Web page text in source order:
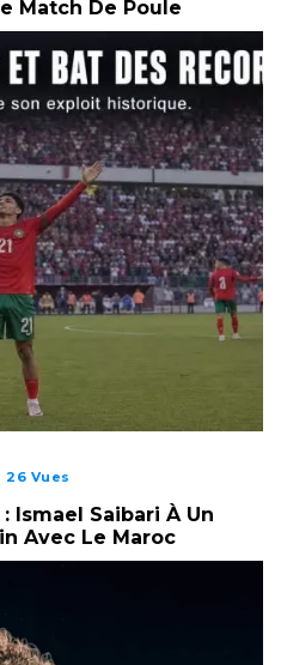
Match De Poule
26 Vues
Ismael Saibari À Un
Avec Le Maroc